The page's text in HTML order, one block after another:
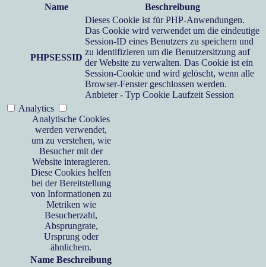
Name
Beschreibung
PHPSESSID
Dieses Cookie ist für PHP-Anwendungen.
Das Cookie wird verwendet um die eindeutige
Session-ID eines Benutzers zu speichern und
zu identifizieren um die Benutzersitzung auf
der Website zu verwalten. Das Cookie ist ein
Session-Cookie und wird gelöscht, wenn alle
Browser-Fenster geschlossen werden.
Anbieter - Typ Cookie Laufzeit Session
Analytics
Analytische Cookies
werden verwendet,
um zu verstehen, wie
Besucher mit der
Website interagieren.
Diese Cookies helfen
bei der Bereitstellung
von Informationen zu
Metriken wie
Besucherzahl,
Absprungrate,
Ursprung oder
ähnlichem.
Name Beschreibung